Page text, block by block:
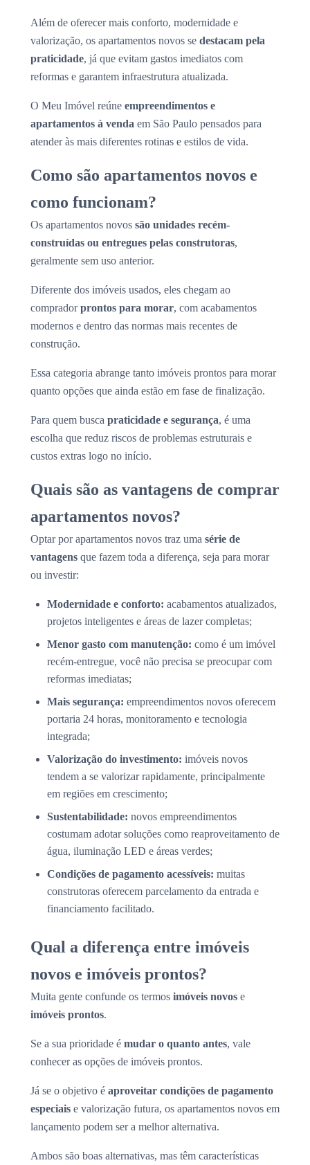
Além de oferecer mais conforto, modernidade e
valorização, os apartamentos novos se destacam pela
praticidade, já que evitam gastos imediatos com
reformas e garantem infraestrutura atualizada.
O Meu Imóvel reúne empreendimentos e
apartamentos à venda em São Paulo pensados para
atender às mais diferentes rotinas e estilos de vida.
Como são apartamentos novos e
como funcionam?
Os apartamentos novos são unidades recém-
construídas ou entregues pelas construtoras,
geralmente sem uso anterior.
Diferente dos imóveis usados, eles chegam ao
compradorprontos para morar, com acabamentos
modernos e dentro das normas mais recentes de
construção.
Essa categoria abrange tanto imóveis prontos para morar
quanto opções que ainda estão em fase de finalização.
Para quem busca praticidade e segurança, é uma
escolha que reduz riscos de problemas estruturais e
custos extras logo no início.
Quais são as vantagens de comprar
apartamentos novos?
Optar por apartamentos novos traz uma série de
vantagens que fazem toda a diferença, seja para morar
ou investir:
Modernidade e conforto: acabamentos atualizados,
projetos inteligentes e áreas de lazer completas;
Menor gasto com manutenção: como é um imóvel
recém-entregue, você não precisa se preocupar com
reformas imediatas;
Mais segurança: empreendimentos novos oferecem
portaria 24 horas, monitoramento e tecnologia
integrada;
Valorização do investimento: imóveis novos
tendem a se valorizar rapidamente, principalmente
em regiões em crescimento;
Sustentabilidade: novos empreendimentos
costumam adotar soluções como reaproveitamento de
água, iluminação LED e áreas verdes;
Condições de pagamento acessíveis: muitas
construtoras oferecem parcelamento da entrada e
financiamento facilitado.
Qual a diferença entre imóveis
novos e imóveis prontos?
Muita gente confunde os termos imóveis novos e
imóveis prontos.
Se a sua prioridade é mudar o quanto antes, vale
conhecer as opções de imóveis prontos.
Já se o objetivo é aproveitar condições de pagamento
especiais e valorização futura, os apartamentos novos em
lançamento podem ser a melhor alternativa.
Ambos são boas alternativas, mas têm características